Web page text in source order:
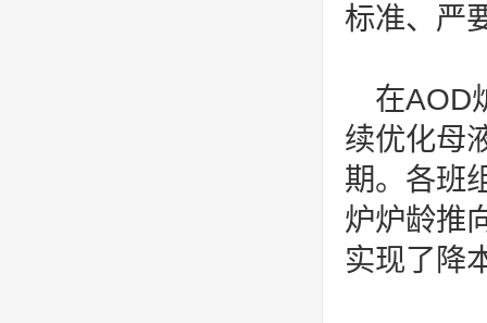
标准、严
在AOD
续优化母
期。各班
炉炉龄推
实现了降